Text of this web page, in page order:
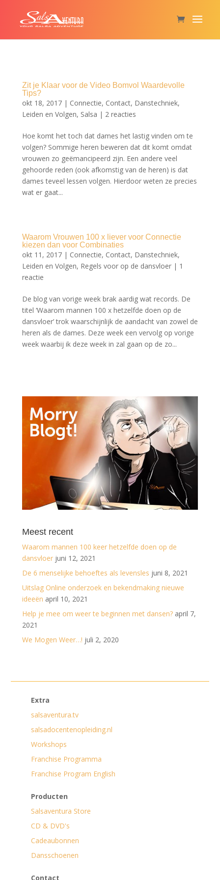
Zit je Klaar voor de Video Bomvol Waardevolle
Tips?
okt 18, 2017| Connectie, Contact, Danstechniek,
Leiden en Volgen, Salsa | 2 reacties
Hoe komt het toch dat dames het lastig vinden om te
volgen? Sommige heren beweren dat dit komt omdat
vrouwen zo geëmancipeerd zijn. Een andere veel
gehoorde reden (ook afkomstig van de heren) is dat
dames teveel lessen volgen. Hierdoor weten ze precies
wat er gaat...
Waarom Vrouwen 100 x liever voor ​Connectie
kiezen dan voor Combinaties
okt 11, 2017| Connectie, Contact, Danstechniek,
Leiden en Volgen, Regels voor op de dansvloer| 1
reactie
De blog van vorige week brak aardig wat records. De
titel ‘Waarom mannen 100 x hetzelfde doen op de
dansvloer’ trok waarschijnlijk de aandacht van zowel de
heren als de dames. Deze week een vervolg op vorige
week waarbij ik deze week in zal gaan op de zo...
Meest recent
Waarom mannen 100 keer hetzelfde doen op de
dansvloer juni 12, 2021
De 6 menselijke behoeftes als levensles juni 8, 2021
Uitslag Online onderzoek en bekendmaking nieuwe
ideeën april 10, 2021
Help je mee om weer te beginnen met dansen? april 7,
2021
We Mogen Weer…! juli 2, 2020
Extra
salsaventura.tv
salsadocentenopleiding.nl
Workshops
Franchise Programma
Franchise Program English
Producten
Salsaventura Store
CD & DVD's
Cadeaubonnen
Dansschoenen
Contact